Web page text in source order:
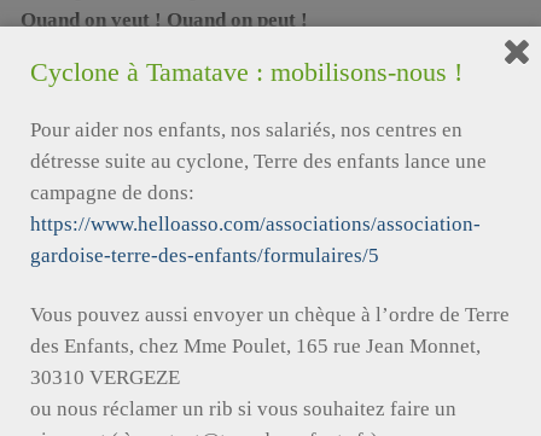
Quand on veut ! Quand on peut !
temps, de sa tête, de ses bras !!!
Chaque instant est précieux, n’hésitez pas :
C’estensembleque nous réussirons les plus beaux rêves
!!!
servir, ranger, nettoyer …ouf !
Cyclone à Tamatave : mobilisons-nous !
Pour aider nos enfants, nos salariés, nos centres en
détresse suite au cyclone, Terre des enfants lance une
campagne de dons:
https://www.helloasso.com/associations/association-
gardoise-terre-des-enfants/formulaires/5
Vous pouvez aussi envoyer un chèque à l’ordre de Terre
des Enfants, chez Mme Poulet, 165 rue Jean Monnet,
30310 VERGEZE
ou nous réclamer un rib si vous souhaitez faire un